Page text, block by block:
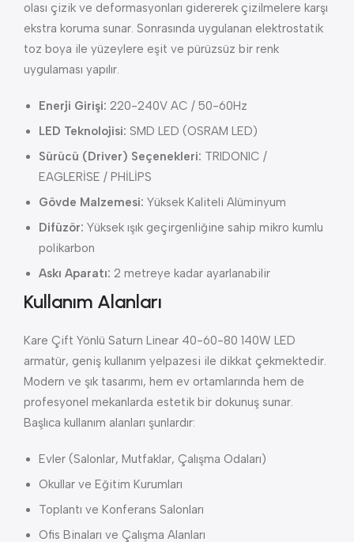
olası çizik ve deformasyonları gidererek çizilmelere karşı
ekstra koruma sunar. Sonrasında uygulanan elektrostatik
toz boya ile yüzeylere eşit ve pürüzsüz bir renk
uygulaması yapılır.
Enerji Girişi: 220-240V AC / 50-60Hz
LED Teknolojisi: SMD LED (OSRAM LED)
Sürücü (Driver) Seçenekleri: TRIDONIC /
EAGLERİSE / PHİLİPS
Gövde Malzemesi: Yüksek Kaliteli Alüminyum
Difüzör: Yüksek ışık geçirgenliğine sahip mikro kumlu
polikarbon
Askı Aparatı: 2 metreye kadar ayarlanabilir
Kullanım Alanları
Kare Çift Yönlü Saturn Linear 40-60-80 140W LED
armatür, geniş kullanım yelpazesi ile dikkat çekmektedir.
Modern ve şık tasarımı, hem ev ortamlarında hem de
profesyonel mekanlarda estetik bir dokunuş sunar.
Başlıca kullanım alanları şunlardır:
Evler (Salonlar, Mutfaklar, Çalışma Odaları)
Okullar ve Eğitim Kurumları
Toplantı ve Konferans Salonları
Ofis Binaları ve Çalışma Alanları